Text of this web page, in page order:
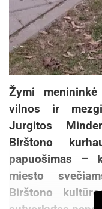
Žymi
vilnos ir
Jurgitos
Birštono
papuošimas –
miesto
Birštono